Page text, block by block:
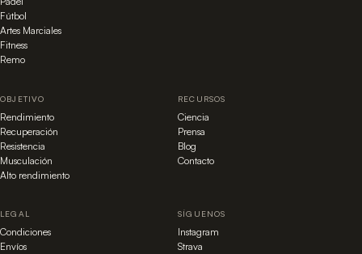
Fútbol
Artes Marciales
Fitness
Remo
OBJETIVO
Rendimiento
Recuperación
Resistencia
Musculación
Alto rendimiento
RECURSOS
Ciencia
Prensa
Blog
Contacto
LEGAL
Condiciones
Envíos
SÍGUENOS
Instagram
Strava